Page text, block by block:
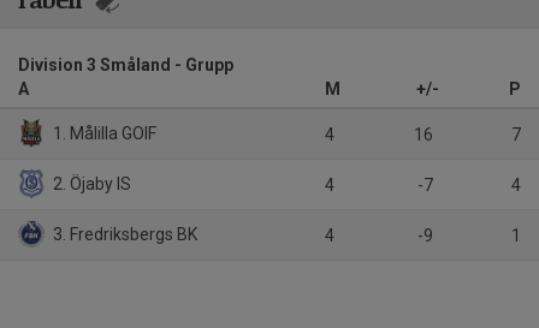
Division 3 Småland - Grupp
A
M +/- P
1. Målilla GOIF 4 16 7
2. Öjaby IS 4 -7 4
3. Fredriksbergs BK 4 -9 1